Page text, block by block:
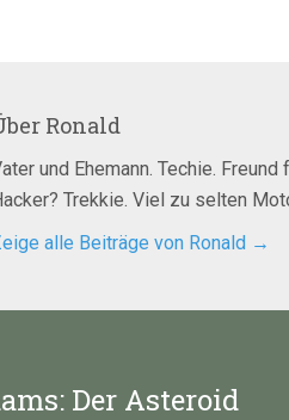
Ronald
und Ehemann. Techie.
Trekkie. Viel zu selten
alle Beiträge von Ronald →
Der Asteroid